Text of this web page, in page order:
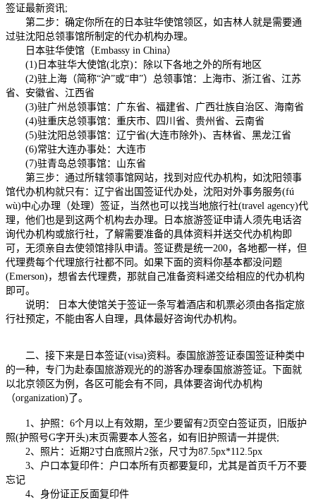
签证最新资讯;
第二步：确定你所在的日本驻华使馆领区，如吉林人就是需要通
过驻沈阳总领事馆所制定的代办机构办理。
日本驻华使馆（Embassy in China）
(1)日本驻华大使馆(北京)：除以下各地之外的所有地区
(2)驻上海（简称“沪”或“申”）总领事馆：上海市、浙江省、江苏
省、安徽省、江西省
(3)驻广州总领事馆：广东省、福建省、广西壮族自治区、海南省
(4)驻重庆总领事馆：重庆市、四川省、贵州省、云南省
(5)驻沈阳总领事馆：辽宁省(大连市除外)、吉林省、黑龙江省
(6)常驻大连办事处：大连市
(7)驻青岛总领事馆：山东省
第三步：通过所辖领事馆网站，找到对应代办机构，如沈阳领事
馆代办机构就只有：辽宁省出国签证代办处，沈阳对外事务服务(fú
wù)中心办理（处理）签证，当然也可以找当地旅行社(travel agency)代
理，他们也是到这两个机构去办理。日本旅游签证申请人须先电话咨
询代办机构或旅行社，了解需要准备的具体资料并送交代办机构即
可，无须亲自去使领馆排队申请。签证费是统一200，各地都一样，但
代理费每个代理旅行社都不同。如果下面的资料你基本都没问题
(Emerson)，想省去代理费，那就自己准备资料递交给相应的代办机构
即可。
说明： 日本大使馆关于签证一条写着酒店和机票必须由各指定旅
行社预定，不能由客人自理，具体最好咨询代办机构。
二、接下来是日本签证(visa)资料。泰国旅游签证泰国签证种类中
的一种，专门为赴泰国旅游观光的的游客办理泰国旅游签证。下面就
以北京领区为例，各区可能会有不同，具体要咨询代办机构
（organization)了。
1、护照：6个月以上有效期，至少要留有2页空白签证页，旧版护
照(护照号G字开头)末页需要本人签名，如有旧护照请一并提供;
2、照片：近期2寸白底照片2张，尺寸为87.5px*112.5px
3、户口本复印件：户口本所有页都要复印，尤其是首页千万不要
忘记
4、身份证正反面复印件